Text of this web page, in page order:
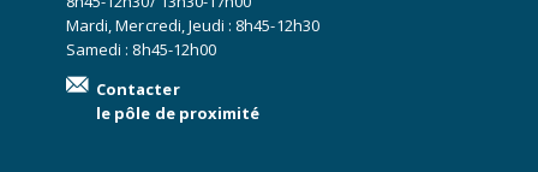
Mardi, Mercredi, Jeudi : 8h45-12h30
Samedi : 8h45-12h00
Contacter
le pôle de proximité